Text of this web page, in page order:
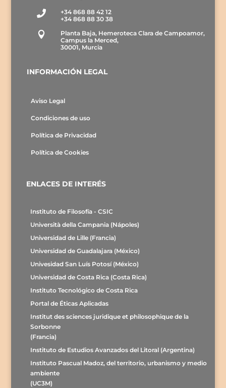

+34 868 88 42 12
+34 868 88 30 38

Planta Baja, Hemeroteca Clara de Campoamor,
Campus la Merced,
30001, Murcia
INFORMACIÓN LEGAL
Aviso Legal
Condiciones de uso
Política de Privacidad
Política de Cookies
ENLACES DE INTERÉS
Instituto de Filosofía - CSIC
Università della Campania (Nápoles)
Universidad de Lille (Francia)
Universidad de Guadalajara (México)
Univesidad San Luís Potosí (México)
Universidad de Costa Rica (Costa Rica)
Instituto Tecnológico de Costa Rica
Portal de Éticas Aplicadas
Institut des sciences juridique et philosophique de la
Sorbonne
(Francia)
Instituto de Estudios Avanzados del Litoral (Argentina)
Instituto Pascual Madoz, del territorio, urbanismo y medio
ambiente
(UC3M)